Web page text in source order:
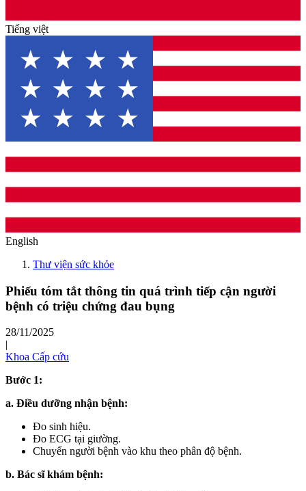
Tiếng việt
English
Thư viện sức khỏe
Phiếu tóm tắt thông tin quá trình tiếp cận người
bệnh có triệu chứng đau bụng
28/11/2025
|
Khoa Cấp cứu
Bước 1:
a. Điều dưỡng nhận bệnh:
Đo sinh hiệu.
Đo ECG tại giường.
Chuyển người bệnh vào khu theo phân độ bệnh.
b. Bác sĩ khám bệnh: